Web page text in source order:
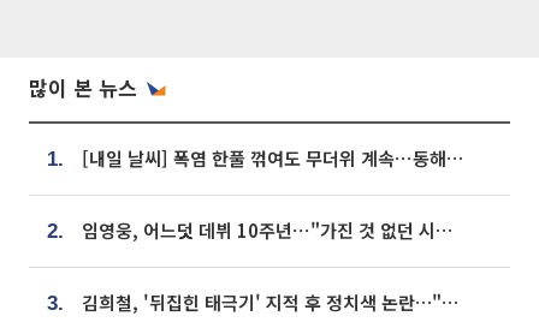
많이 본 뉴스
1. [내일 날씨] 폭염 한풀 꺾여도 무더위 계속⋯동해안 이틀 연속 비
2. 임영웅, 어느덧 데뷔 10주년⋯"가진 것 없던 시절, 내 앞엔 20명의 팬뿐"
3. 김희철, '뒤집힌 태극기' 지적 후 정치색 논란…"좌우 떠나 우리나라 국기"